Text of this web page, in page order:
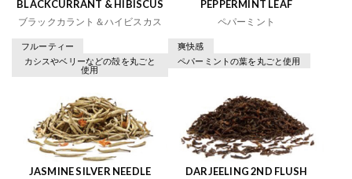
BLACKCURRANT & HIBISCUS
ブラックカラント＆ハイビスカス
フルーティー
カシスやベリーなどの殻を丸ごと
使用
PEPPERMINT LEAF
ペパーミント
爽快感
ペパーミントの葉を丸ごと使用
JASMINE SILVER NEEDLE DARJEELING 2ND FLUSH